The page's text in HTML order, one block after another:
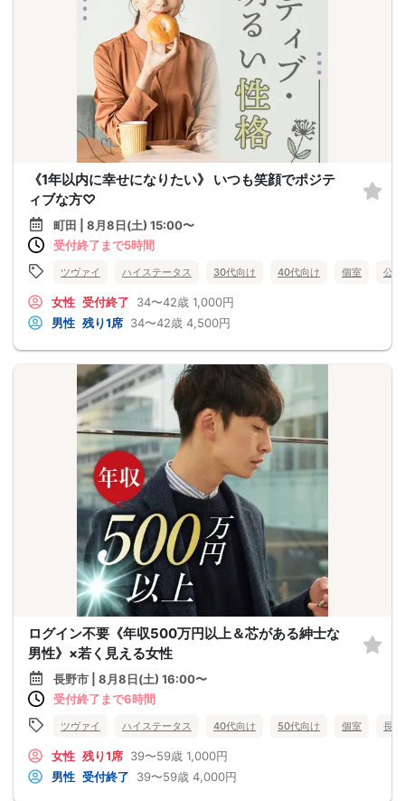
《1年以内に幸せになりたい》 いつも笑顔でポジテ
ィブな方♡
町田 | 8月8日(土) 15:00〜
受付終了まで5時間
ツヴァイ ハイステータス 30代向け 40代向け 個室 公
女性 受付終了 34〜42歳 1,000円
男性 残り1席 34〜42歳 4,500円
ログイン不要《年収500万円以上＆芯がある紳士な
男性》×若く見える女性
長野市 | 8月8日(土) 16:00〜
受付終了まで6時間
ツヴァイ ハイステータス 40代向け 50代向け 個室 長
女性 残り1席 39〜59歳 1,000円
男性 受付終了 39〜59歳 4,000円